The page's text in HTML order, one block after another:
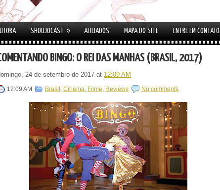
SHOUJOCAST » AFILIADOS MAPA DO SITE ENTRE EM CONTATO
BINGO: O REI DAS MANHÃS (BRASIL, 2017)
24 de setembro de 2017 at 12:09 AM
12:09 AM Brasil , Cinema, Filme, Reviews No comments